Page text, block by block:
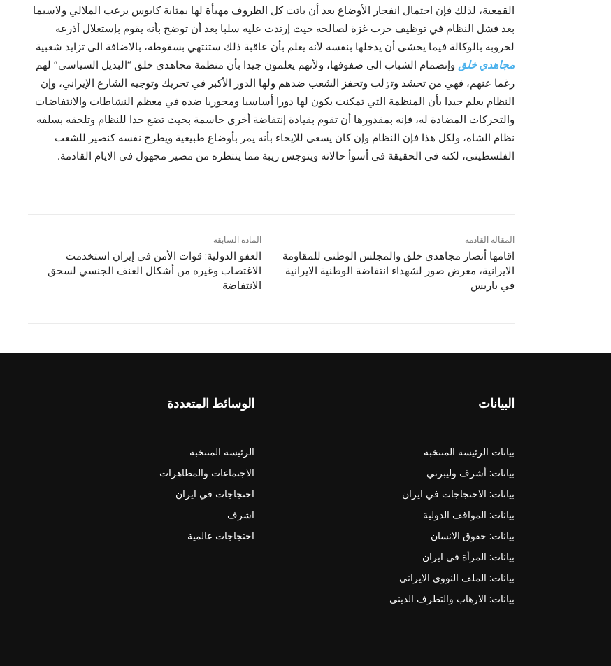
القمعية، لذلك فإن احتمال انفجار الأوضاع بعد أن باتت كل الظروف مهيأة لها بمثابة كابوس يرعب الملالي ولاسيما
بعد فشل النظام في توظيف حرب غزة لصالحه حيث إرتدت عليه سلبا بعد أن توضح بأنه يقوم بإستغلال أذرعه
لحروبه بالوکالة فيما يخشى أن يدخلها بنفسه لأنه يعلم بأن عاقبة ذلك ستنتهي بسقوطه، بالاضافة الى تزايد شعبية
مجاهدي خلق وإنضمام الشباب الى صفوفها، ولأنهم يعلمون جيدا بأن منظمة مجاهدي خلق “البديل السياسي” لهم
رغما عنهم، فهي من تحشد وتٶلب وتحفز الشعب ضدهم ولها الدور الأكبر في تحريك وتوجيه الشارع الإيراني، وإن
النظام يعلم جيدا بأن المنظمة التي تمکنت يکون لها دورا أساسيا ومحوريا ضده في معظم النشاطات والانتفاضات
والتحرکات المضادة له، فإنه بمقدورها أن تقوم بقيادة إنتفاضة أخرى حاسمة بحيث تضع حدا للنظام وتلحقه بسلفه
نظام الشاه، ولکل هذا فإن النظام وإن کان يسعى للإيحاء بأنه يمر بأوضاع طبيعية ويطرح نفسه کنصير للشعب
الفلسطيني، لکنه في الحقيقة في أسوأ حالاته ويتوجس ريبة مما ينتظره من مصير مجهول في الايام القادمة.
المادة السابقة
العفو الدولية: قوات الأمن في إيران استخدمت
الاغتصاب وغيره من أشكال العنف الجنسي لسحق
الانتفاضة
المقالة القادمة
اقامها أنصار مجاهدي خلق والمجلس الوطني للمقاومة
الایرانیة، معرض صور لشهداء انتفاضة الوطنیة الایرانیة
في باريس
الوسائط المتعددة
الرئيسة المنتخبة
الاجتماعات والمظاهرات
احتجاجات في ايران
اشرف
احتجاجات عالمية
البيانات
بيانات الرئيسة المنتخبة
بيانات: أشرف وليبرتي
بيانات: الاحتجاجات في ايران
بيانات: المواقف الدولية
بيانات: حقوق الانسان
بيانات: المرأة في ايران
بيانات: الملف النووي الايراني
بيانات: الارهاب والتطرف الديني